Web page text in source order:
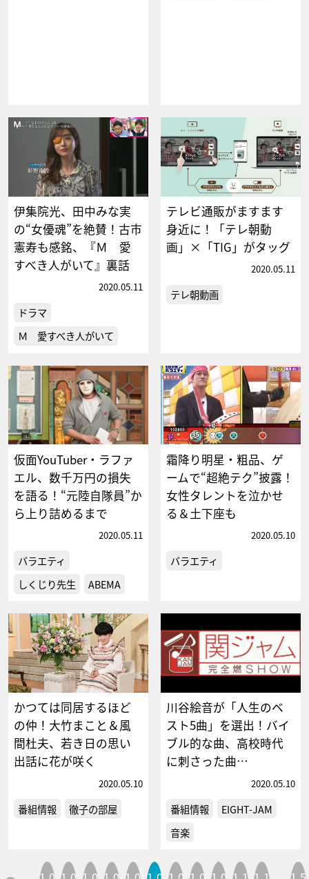
伊集院光、田中みな実
の“女優魂”を絶賛！古市
憲寿も感銘、『Ｍ 愛
すべき人がいて』裏話
2020.05.11
ドラマ
Ｍ 愛すべき人がいて
テレビ通販がますます
身近に！「テレ朝動
画」×「TIG」がタッグ
2020.05.11
テレ朝動画
仮面YouTuber・ラファ
エル、数千万円の損失
を語る！“元陸自隊員”か
ら上り詰めるまで
2020.05.11
バラエティ
しくじり先生
ABEMA
霜降り明星・粗品、ゲ
ームで“超絶テク”披露！
女性タレントを泣かせ
る＆土下座も
2020.05.10
バラエティ
かつては同居するほど
の仲！大竹まこと＆風
間杜夫、若き日の思い
出話に花が咲く
2020.05.10
番組情報 徹子の部屋
川谷絵音が「人生のベ
スト5曲」を選出！バイ
ブル的な曲、高校時代
に刺さった曲…
2020.05.10
番組情報
EIGHT-JAM
音楽